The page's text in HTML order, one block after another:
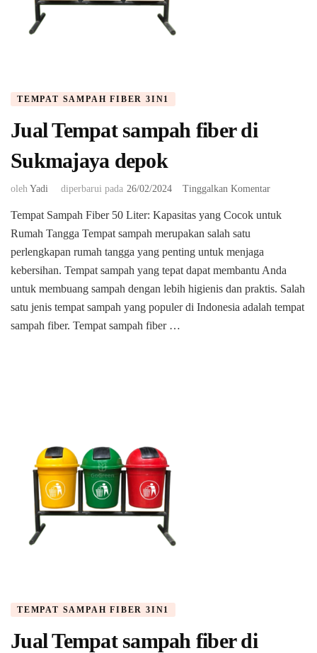
TEMPAT SAMPAH FIBER 3IN1
Jual Tempat sampah fiber di
Sukmajaya depok
oleh Yadi diperbarui pada 26/02/2024 Tinggalkan Komentarpada
Tempat
Sukmajaya
depok
Tempat Sampah Fiber 50 Liter: Kapasitas yang Cocok untuk
Rumah Tangga Tempat sampah merupakan salah satu
perlengkapan rumah tangga yang penting untuk menjaga
kebersihan. Tempat sampah yang tepat dapat membantu Anda
untuk membuang sampah dengan lebih higienis dan praktis. Salah
satu jenis tempat sampah yang populer di Indonesia adalah tempat
sampah fiber. Tempat sampah fiber …
TEMPAT SAMPAH FIBER 3IN1
Jual Tempat sampah fiber di